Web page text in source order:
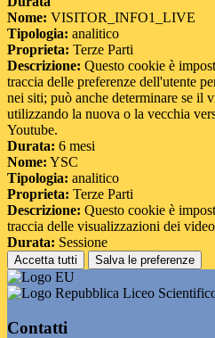
Nome: VISITOR_INFO1_LIVE
Tipologia: analitico
Proprieta: Terze Parti
Descrizione: Questo cookie è
traccia delle preferenze dell'utente
nei siti; può anche determinare se il
utilizzando la nuova o la vecchia
Youtube.
Durata: 6 mesi
Nome: YSC
Tipologia: analitico
Proprieta: Terze Parti
Descrizione: Questo cookie è
traccia delle visualizzazioni dei
Durata: Sessione
Accetta tutti Salva le preferenze
Liceo
Contatti